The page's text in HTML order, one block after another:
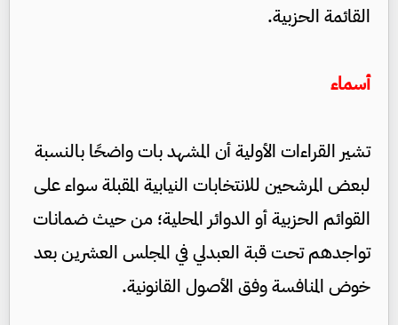
القائمة الحزبية.
أسماء
تشير القراءات الأولية أن المشهد بات واضحًا بالنسبة
لبعض المرشحين للانتخابات النيابية المقبلة سواء على
القوائم الحزبية أو الدوائر المحلية؛ من حيث ضمانات
تواجدهم تحت قبة العبدلي في المجلس العشرين بعد
خوض المنافسة وفق الأصول القانونية.